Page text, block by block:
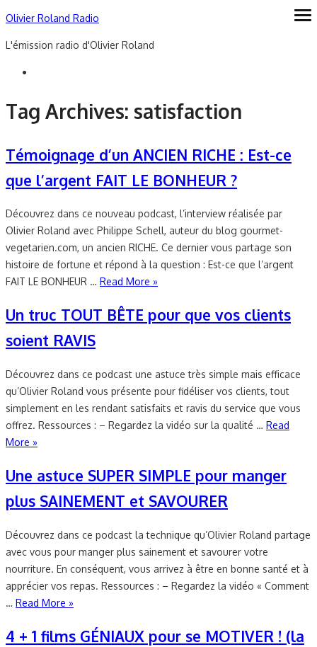
Skip
content
Olivier Roland Radio
L'émission radio d'Olivier Roland
Tag Archives: satisfaction
Témoignage d’un ANCIEN RICHE : Est-ce
que l’argent FAIT LE BONHEUR ?
Découvrez dans ce nouveau podcast, l’interview réalisée par
Olivier Roland avec Philippe Schell, auteur du blog gourmet-
vegetarien.com, un ancien RICHE. Ce dernier vous partage son
histoire de fortune et répond à la question : Est-ce que l’argent
FAIT LE BONHEUR … Read More »
Un truc TOUT BÊTE pour que vos clients
soient RAVIS
Découvrez dans ce podcast une astuce très simple mais efficace
qu’Olivier Roland vous présente pour fidéliser vos clients, tout
simplement en les rendant satisfaits et ravis du service que vous
offrez. Ressources : – Regardez la vidéo sur la qualité … Read
More »
Une astuce SUPER SIMPLE pour manger
plus SAINEMENT et SAVOURER
Découvrez dans ce podcast la technique qu’Olivier Roland partage
avec vous pour manger plus sainement et savourer votre
nourriture. En conséquent, vous arrivez à être en bonne santé et à
apprécier vos repas. Ressources : – Regardez la vidéo « Comment
… Read More »
4 + 1 films GÉNIAUX pour se MOTIVER ! (la